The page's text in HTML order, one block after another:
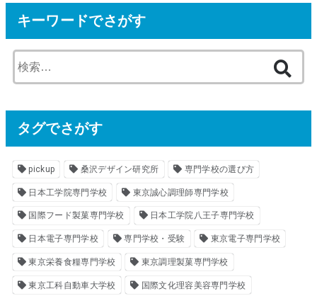
キーワードでさがす
索
タグでさがす
pickup 桑沢デザイン研究所 専門学校の選び方
日本工学院専門学校 東京誠心調理師専門学校
国際フード製菓専門学校 日本工学院八王子専門学校
日本電子専門学校 専門学校・受験 東京電子専門学校
東京栄養食糧専門学校 東京調理製菓専門学校
東京工科自動車大学校 国際文化理容美容専門学校